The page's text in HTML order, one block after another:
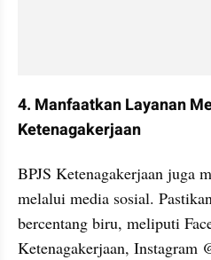
4. Manfaatkan Layanan
Ketenagakerjaan
BPJS Ketenagakerjaan juga
melalui media sosial.
bercentang biru, meliputi
Ketenagakerjaan, Instagram